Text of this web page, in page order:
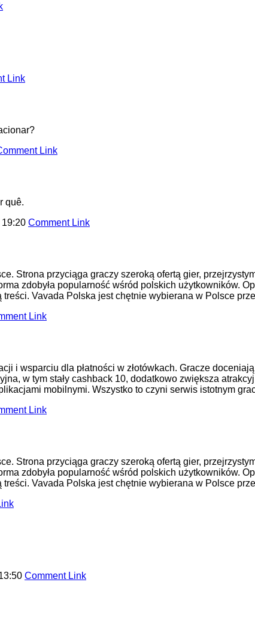
Link
Link
quê.
Comment Link
Strona przyciąga graczy szeroką ofertą gier,
zdobyła popularność wśród polskich użytkowników.
Vavada Polska jest chętnie wybierana w Polsce
Link
i wsparciu dla płatności w złotówkach. Gracze
w tym stały cashback 10, dodatkowo zwiększa
mobilnymi. Wszystko to czyni serwis istotnym
Link
Strona przyciąga graczy szeroką ofertą gier,
zdobyła popularność wśród polskich użytkowników.
Vavada Polska jest chętnie wybierana w Polsce
Comment Link